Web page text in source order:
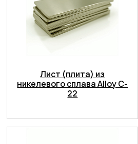
Лист (плита) из
никелевого сплава Alloy C-
22